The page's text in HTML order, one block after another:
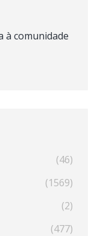
à comunidade
(46)
(1569)
(2)
(477)